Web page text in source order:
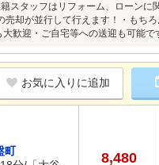
スタッフはリフォーム、ローン
却が並行して行えます！・もち
歓迎・ご自宅等への送迎も可能
お気に入りに追加
町
8,480